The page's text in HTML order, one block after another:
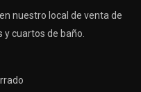
nuestro local de venta de
cuartos de baño.